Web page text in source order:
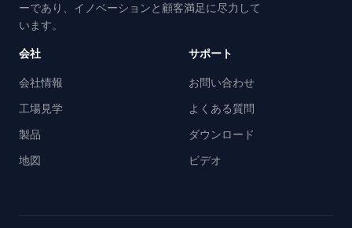
ーであり、イノベーションと顧客満足に尽力して
います。
会社
会社情報
工場見学
製品
地図
サポート
お問い合わせ
よくある質問
ダウンロード
ビデオ